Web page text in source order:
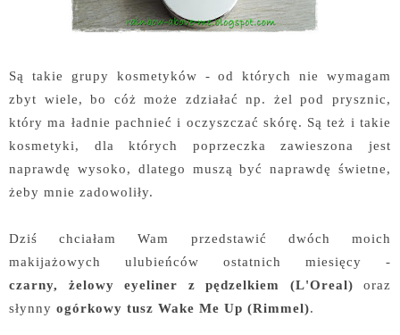
Są takie grupy kosmetyków - od których nie wymagam
zbyt wiele, bo cóż może zdziałać np. żel pod prysznic,
który ma ładnie pachnieć i oczyszczać skórę. Są też i takie
kosmetyki, dla których poprzeczka zawieszona jest
naprawdę wysoko, dlatego muszą być naprawdę świetne,
żeby mnie zadowoliły.
Dziś chciałam Wam przedstawić dwóch moich
makijażowych ulubieńców ostatnich miesięcy -
czarny, żelowy eyeliner z pędzelkiem (L'Oreal) oraz
słynny ogórkowy tusz Wake Me Up (Rimmel).